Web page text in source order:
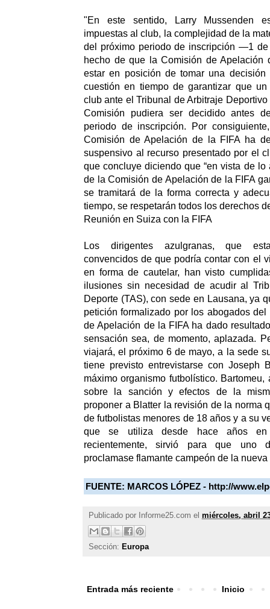
"En este sentido, Larry Mussenden
impuestas al club, la complejidad de la
del próximo periodo de inscripción —1
hecho de que la Comisión de Apelación
estar en posición de tomar una
cuestión en tiempo de garantizar que
club ante el Tribunal de Arbitraje
Comisión pudiera ser decidido antes
periodo de inscripción. Por
Comisión de Apelación de la FIFA ha
suspensivo al recurso presentado por el
que concluye diciendo que “en vista de lo
de la Comisión de Apelación de la FIFA
se tramitará de la forma correcta y
tiempo, se respetarán todos los derechos
Reunión en Suiza con la FIFA
Los dirigentes azulgranas, que
convencidos de que podría contar con el
en forma de cautelar, han visto
ilusiones sin necesidad de acudir al
Deporte (TAS), con sede en Lausana, ya
petición formalizado por los abogados
de Apelación de la FIFA ha dado
sensación sea, de momento, aplazada.
viajará, el próximo 6 de mayo, a la sede
tiene previsto entrevistarse con Joseph
máximo organismo futbolístico. Bartomeu,
sobre la sanción y efectos de la
proponer a Blatter la revisión de la norma
de futbolistas menores de 18 años y a su
que se utiliza desde hace años
recientemente, sirvió para que uno
proclamase flamante campeón de la
FUENTE: MARCOS LÓPEZ - http://
Publicado por Informe25.com el miércoles, abril
Sección: Europa
Entrada más reciente Inicio